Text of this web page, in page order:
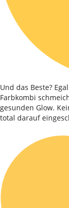
Und das Beste?
Farbkombi
gesunden Glow.
total darauf